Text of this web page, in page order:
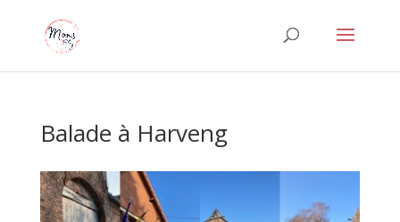
Balade à Harveng